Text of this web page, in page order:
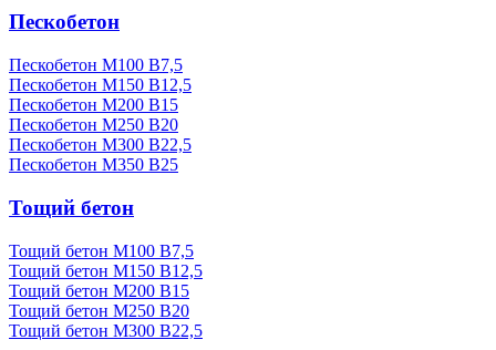
Пескобетон
Пескобетон М100 В7,5
Пескобетон М150 В12,5
Пескобетон М200 В15
Пескобетон М250 В20
Пескобетон М300 В22,5
Пескобетон М350 В25
Тощий бетон
Тощий бетон М100 В7,5
Тощий бетон М150 В12,5
Тощий бетон М200 В15
Тощий бетон М250 В20
Тощий бетон М300 В22,5